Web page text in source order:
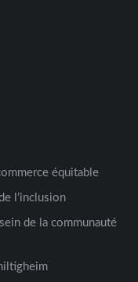
équitable
l’inclusion
de la communauté